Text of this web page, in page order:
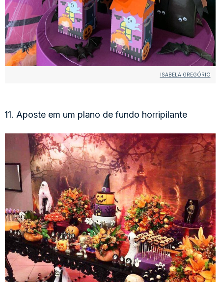
ISABELA GREGÓRIO
11. Aposte em um plano de fundo horripilante